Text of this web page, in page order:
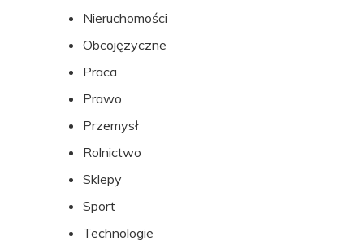
Nieruchomości
Obcojęzyczne
Praca
Prawo
Przemysł
Rolnictwo
Sklepy
Sport
Technologie